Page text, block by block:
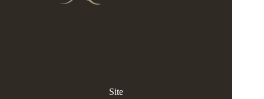
Site